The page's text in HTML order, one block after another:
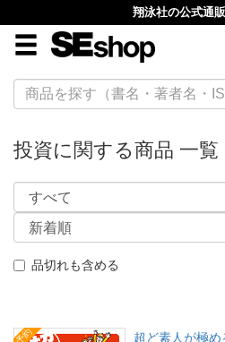
翔泳社の公式通
投資に関する商品 一覧
品切れも含める
予約
超ど素人が極